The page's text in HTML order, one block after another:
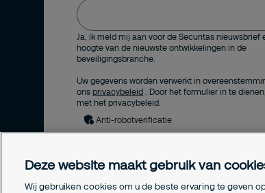
Ja, ik meld mij aan voor de Securitas nieuwsbrief
hoogte van de nieuwste ontwikkelingen in de
beveiligingsbranche.
Uw gegevens worden verwerkt in
ons privacybeleid
. Door het formulier in te
met het privacybeleid.
Anti-robotverificatie
Deze website maakt gebruik van
Wij gebruiken cookies om u de beste ervaring te geven